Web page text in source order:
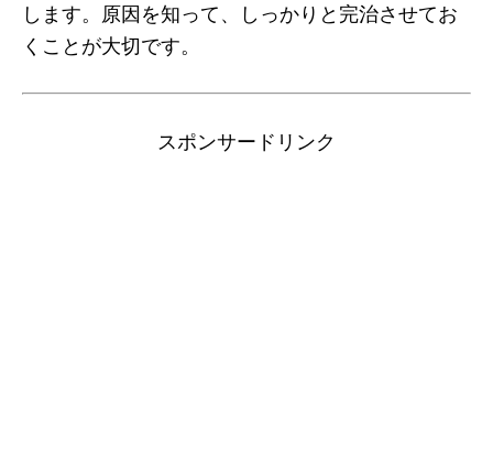
します。原因を知って、しっかりと完治させてお
くことが大切です。
スポンサードリンク